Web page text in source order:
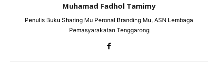
Muhamad Fadhol Tamimy
Penulis Buku Sharing Mu Peronal Branding Mu, ASN Lembaga
Pemasyarakatan Tenggarong